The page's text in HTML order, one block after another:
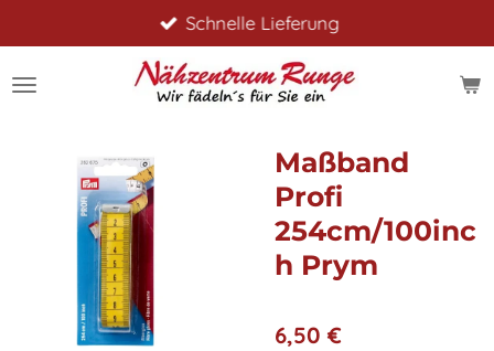
Hauptinhalt
springen
Schnelle Lieferung
Maßband
Profi
254cm/100inc
h Prym
6,50 €